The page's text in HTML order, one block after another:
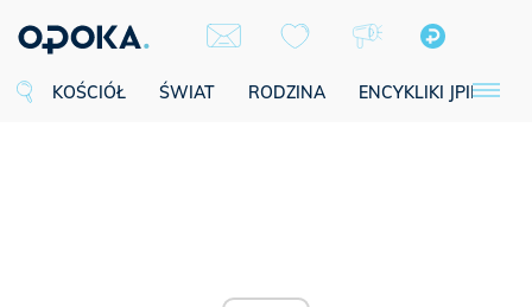
KOŚCIÓŁ ŚWIAT RODZINA ENCYKLIKI JPII